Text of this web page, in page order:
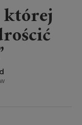
której